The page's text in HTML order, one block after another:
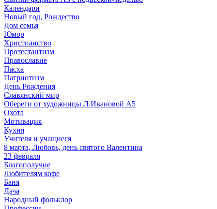
Календари
Новый год, Рождество
Дом семья
Юмор
Христианство
Протестантизм
Православие
Пасха
Патриотизм
День Рождения
Славянский мир
Обереги от художницы Л.Ивановой А5
Охота
Мотивация
Кухня
Учителя и учащиеся
8 марта, Любовь, день святого Валентина
23 февраля
Благополучие
Любителям кофе
Баня
Дача
Народный фольклор